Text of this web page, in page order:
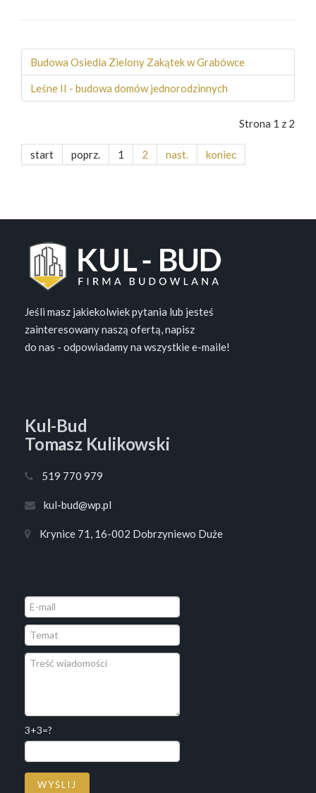
Budowa Osiedla Zielony Zakątek w Grabówce
Leśne II - budowa domów jednorodzinnych
Strona 1 z 2
start poprz. 1 2 nast. koniec
Jeśli masz jakiekolwiek pytania lub jesteś
zainteresowany naszą ofertą, napisz
do nas - odpowiadamy na wszystkie e-maile!
Kul-Bud
Tomasz Kulikowski
519 770 979
kul-bud@wp.pl
Krynice 71, 16-002 Dobrzyniewo Duże
3+3=?